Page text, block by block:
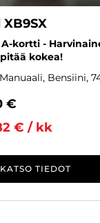
A-kortti -
kokea!
Bensiini,
€
€ / kk
KATSO TIEDOT